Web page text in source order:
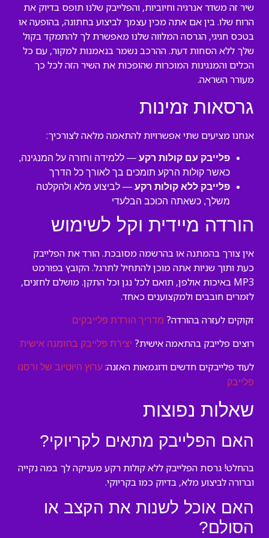
שיר זה משדר אנרגיה וחיוביות, והפלייבק שלנו תופס בדיוק את
הרוח שלו. בין אם אתה מכין עצמך לביצוע בחתונה, בהופעה או
בטכס חגיגי, הגרסה המלווה שלנו מאפשרת לך להתמקד בקול
שלך ללא הסחות דעת. ההרכב נשמר בנאמנות למקור, עם כל
הכלים והמנגינות המוכרות שהופכות את השיר הזה לכל כך
מעורר השראה.
גרסאות זמינות
אנחנו מציעים שתי אפשרויות להתאמה מלאה לצורכיך:
פלייבק עם קולות רקע — ללמידה וחזרה על המנגינה,
כאשר קולות הרקע תומכים בך לאורך כל הדרך
פלייבק ללא קולות רקע — לביצוע מלא ולהקלטה
משלך, כשאתה הכוכב הבלעדי
הורדה מיידית וקל לשימוש
אין צורך בהמתנה או בהרשמה מסובכת. הורד את הפלייבק
כעת ותוך שניות אתה מוכן להתחיל לתרגל. הקובץ בפורמט
MP3 באיכות אולפן, תואם לכל נגן וכל התקן. מושלם לחזנים,
לזמרים חובבים ולמקצוענים כאחד.
זקוקים לעזרה בהורדה? מדריך הורדת פלייבקים
רוצים פלייבק בהתאמה אישית? יצירת פלייבק בהזמנה אישית
לעוד פלייבקים חדשים ודוגמאות האזנה: ערוץ היוטיוב של ורסנו
פלייבק
שאלות נפוצות
האם הפלייבק מתאים לקריוקי?
בהחלט! גרסת הפלייבק ללא קולות רקע מעניקה לך במה נקייה
וברורה לביצוע מלא, בדיוק כמו בקריוקי.
האם אוכל לשנות את הקצב או
הסולם?